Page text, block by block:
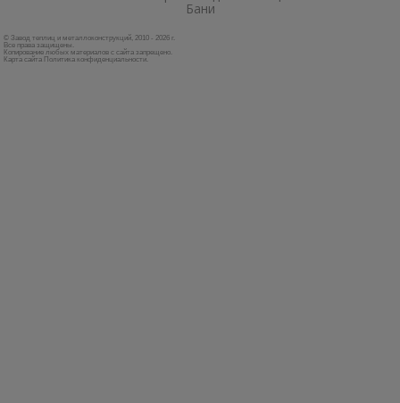
Бани
© Завод теплиц и металлоконструкций, 2010 - 2026 г.
Все права защищены.
Копирование любых материалов с сайта запрещено.
Карта сайта Политика конфиденциальности.